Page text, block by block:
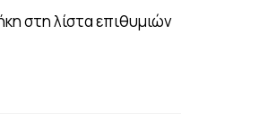
- ΧΑΜΗΛΗ LIBIDO
στη λίστα επιθυμιών